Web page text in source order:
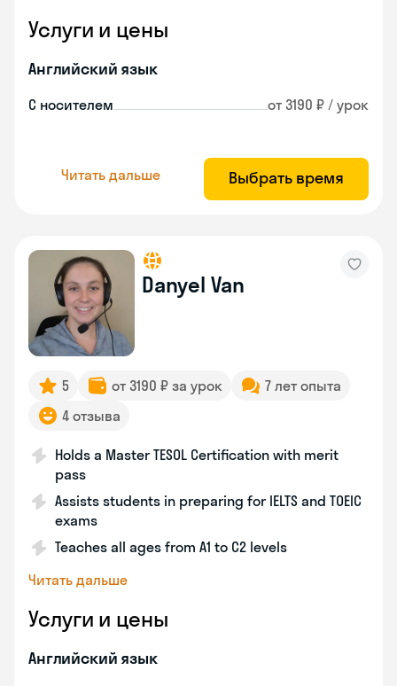
Услуги и цены
Английский язык
С носителем от 3190 ₽ / урок
Читать дальше Выбрать время
Danyel Van
5 от 3190 ₽ за урок
7 лет опыта
4 отзыва
Holds a Master TESOL Certification with merit
pass
Assists students in preparing for IELTS and TOEIC
exams
Teaches all ages from A1 to C2 levels
Читать дальше
Услуги и цены
Английский язык